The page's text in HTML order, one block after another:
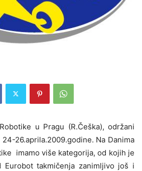
u Pragu (R.Češka), održani
24-26.aprila.2009.godine. Na Danima
imamo više kategorija, od kojih je
Eurobot takmičenja zanimljivo još i